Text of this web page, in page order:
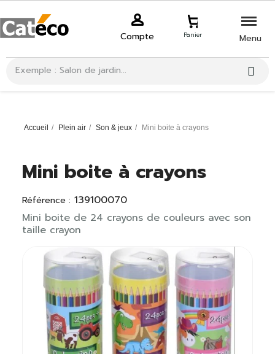
Compte Panier Menu
Accueil Plein air Son & jeux Mini boite à crayons
Mini boite à crayons
Référence : 139100070
Mini boite de 24 crayons de couleurs avec son
taille crayon